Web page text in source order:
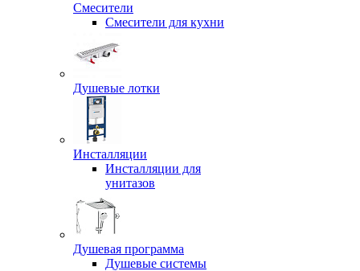
Смесители
Смесители для кухни
Душевые лотки
Инсталляции
Инсталляции для
унитазов
Душевая программа
Душевые системы